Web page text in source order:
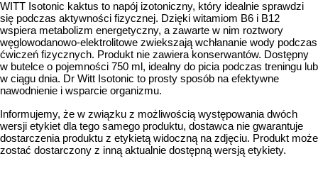
WITT Isotonic kaktus to napój izotoniczny, który idealnie sprawdzi
się podczas aktywności fizycznej. Dzięki witamiom B6 i B12
wspiera metabolizm energetyczny, a zawarte w nim roztwory
węglowodanowo-elektrolitowe zwiekszają wchłananie wody podczas
ćwiczeń fizycznych. Produkt nie zawiera konserwantów. Dostępny
w butelce o pojemności 750 ml, idealny do picia podczas treningu lub
w ciągu dnia. Dr Witt Isotonic to prosty sposób na efektywne
nawodnienie i wsparcie organizmu.
Informujemy, że w związku z możliwością występowania dwóch
wersji etykiet dla tego samego produktu, dostawca nie gwarantuje
dostarczenia produktu z etykietą widoczną na zdjęciu. Produkt może
zostać dostarczony z inną aktualnie dostępną wersją etykiety.